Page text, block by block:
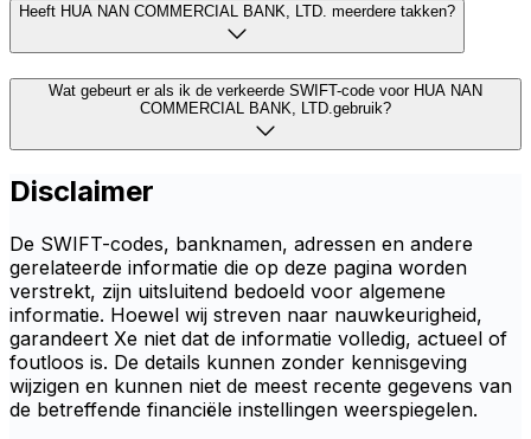
Heeft HUA NAN COMMERCIAL BANK, LTD. meerdere takken?
Wat gebeurt er als ik de verkeerde SWIFT-code voor HUA NAN
COMMERCIAL BANK, LTD.gebruik?
Disclaimer
De SWIFT-codes, banknamen, adressen en andere
gerelateerde informatie die op deze pagina worden
verstrekt, zijn uitsluitend bedoeld voor algemene
informatie. Hoewel wij streven naar nauwkeurigheid,
garandeert Xe niet dat de informatie volledig, actueel of
foutloos is. De details kunnen zonder kennisgeving
wijzigen en kunnen niet de meest recente gegevens van
de betreffende financiële instellingen weerspiegelen.